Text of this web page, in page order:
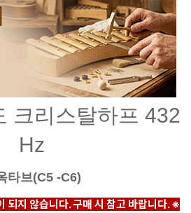
크리스탈하프 432
Hz
타브(C5 -C6)
되지 않습니다. 구매 시 참고 바랍니다. ※